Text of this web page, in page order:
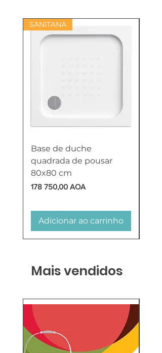
SANITANA
Base de duche
quadrada de pousar
80x80 cm
Preço
178 750,00 AOA
Adicionar ao carrinho
Mais vendidos